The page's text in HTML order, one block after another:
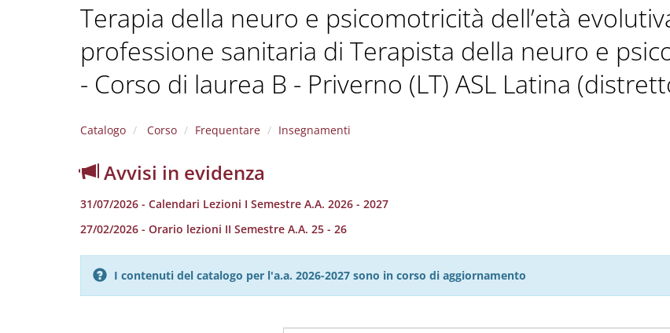
Terapia della neuro e psicomotricità dell’età
professione sanitaria di Terapista della neuro e
- Corso di laurea B - Priverno (LT) ASL Latina
Catalogo Corso Frequentare Insegnamenti
Avvisi in evidenza
31/07/2026 - Calendari Lezioni I Semestre A.A. 2026 - 2027
27/02/2026 - Orario lezioni II Semestre A.A. 25 - 26
I contenuti del catalogo per l'a.a. 2026-2027 sono in corso di aggiornamento